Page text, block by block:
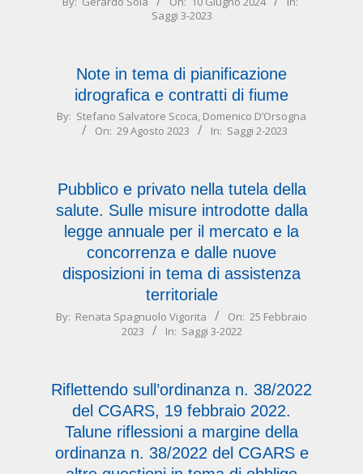
Saggi 3-2023
Note in tema di pianificazione
idrografica e contratti di fiume
2023-
By: Stefano Salvatore Scoca, Domenico D’Orsogna
On: 29 Agosto 2023 In: Saggi 2-2023
Pubblico e privato nella tutela della
salute. Sulle misure introdotte dalla
legge annuale per il mercato e la
concorrenza e dalle nuove
disposizioni in tema di assistenza
territoriale
2023-
By: Renata Spagnuolo Vigorita On: 25 Febbraio
2023
In: Saggi 3-2022
Riflettendo sull’ordinanza n. 38/2022
del CGARS, 19 febbraio 2022.
Talune riflessioni a margine della
ordinanza n. 38/2022 del CGARS e